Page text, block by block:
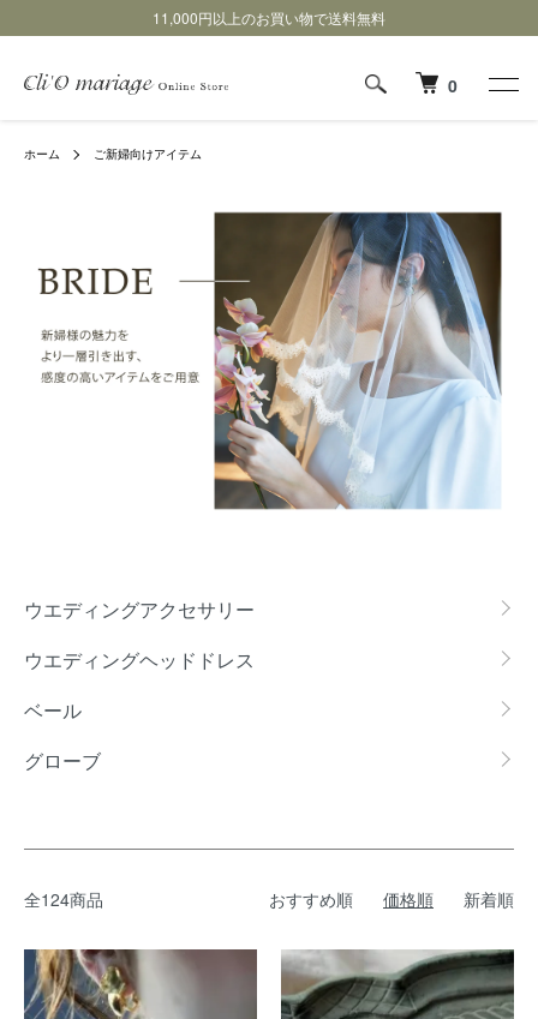
11,000円以上のお買い物で送料無料
0
ホーム ご新婦向けアイテム
カテゴリー一覧
ウエディングアクセサリー
ウエディングヘッドドレス
ベール
グローブ
全124商品 おすすめ順 価格順 新着順